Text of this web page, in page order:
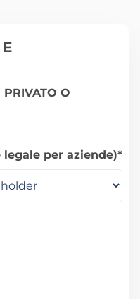
PRIVATO O
legale per aziende)*